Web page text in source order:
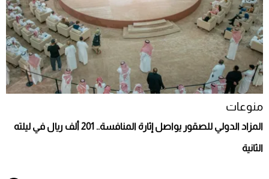
منوعات
المزاد الدولي للصقور يواصل إثارة المنافسة.. 201 ألف ريال في ليلته
الثانية